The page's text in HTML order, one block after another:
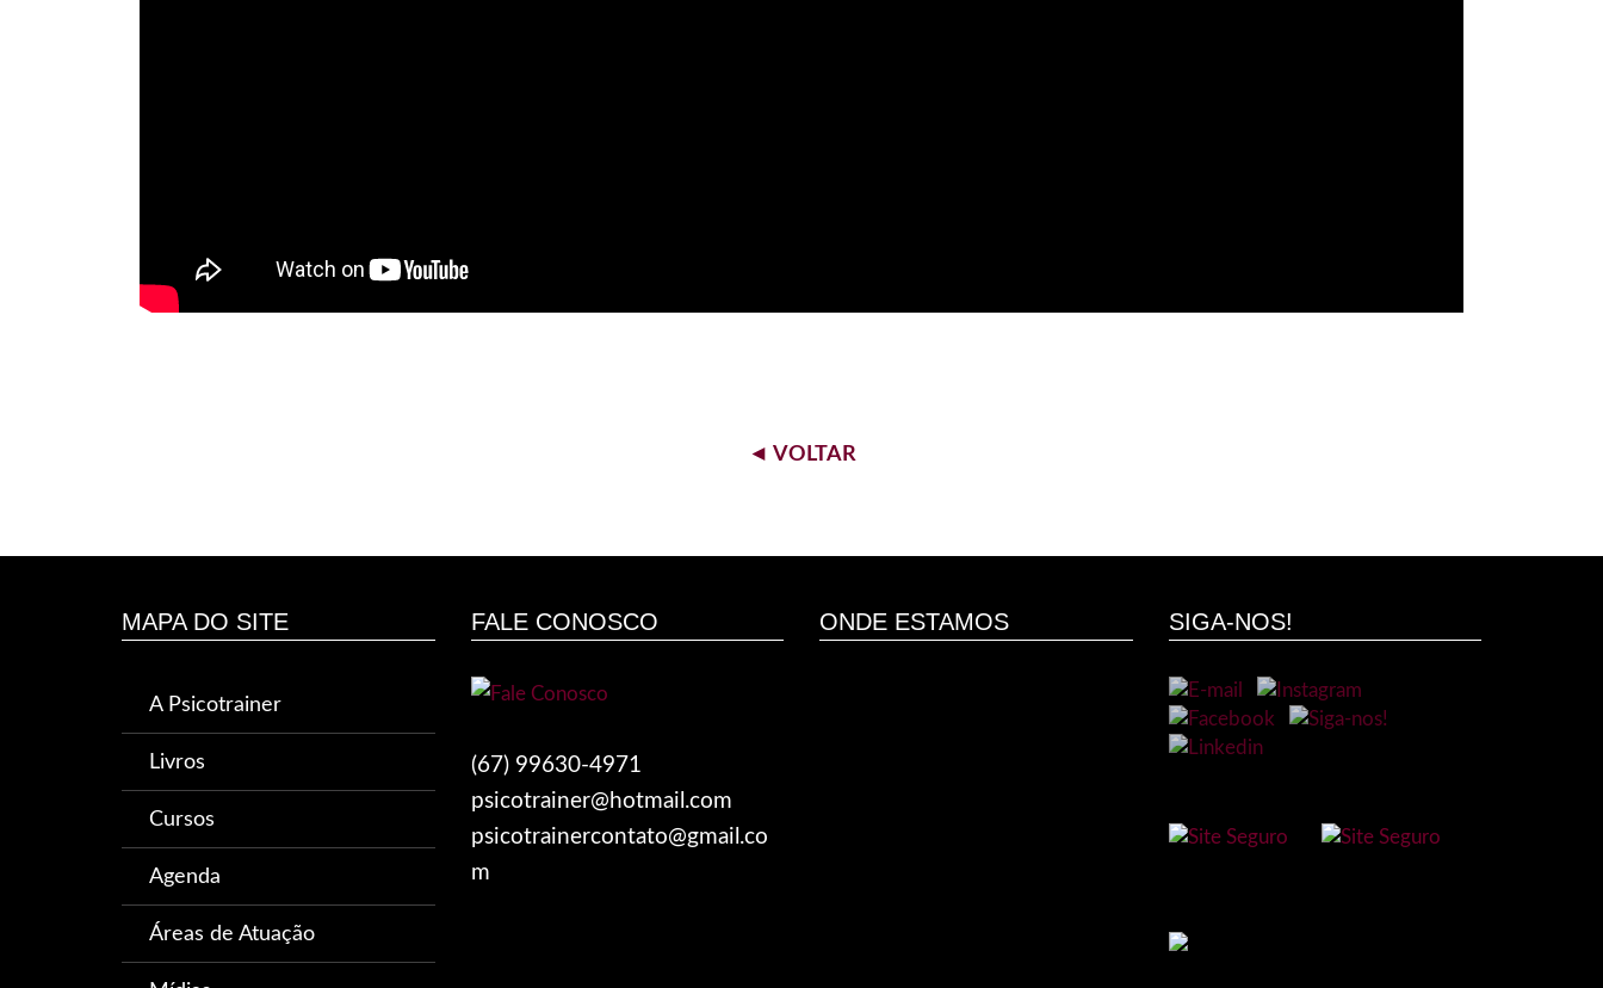
◄ VOLTAR
MAPA DO SITE
A Psicotrainer
Livros
Cursos
Agenda
Áreas de Atuação
FALE CONOSCO
(67) 99630-4971
psicotrainer@hotmail.com
psicotrainercontato@gmail.co
m
ONDE ESTAMOS SIGA-NOS!